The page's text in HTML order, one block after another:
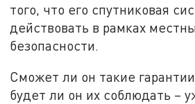
того, что его спутниковая
действовать в рамках
безопасности.
Сможет ли он такие
будет ли он их соблюдать –